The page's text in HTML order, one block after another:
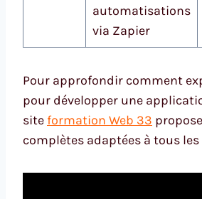
automatisations
via Zapier
Pour approfondir comment
pour développer une
site formation Web 33
complètes adaptées à tous les